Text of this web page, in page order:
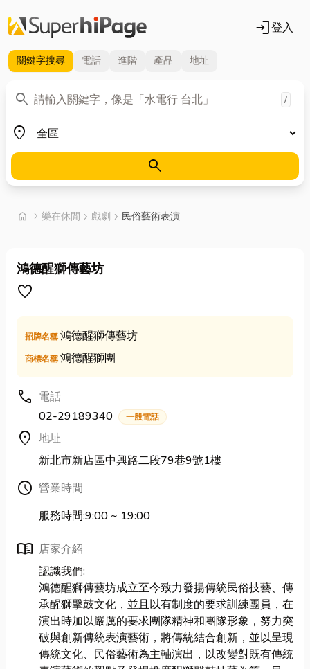
login登入
關鍵字搜尋 電話 進階 產品 地址
search
關鍵字 /
place
地區
search
home chevron_right 首頁
樂在休閒 chevron_right 戲劇 chevron_right 民俗藝術表演
鴻德醒獅傳藝坊
favorite
招牌名稱鴻德醒獅傳藝坊
商標名稱鴻德醒獅團
call 電話
02-29189340
一般電話
location_on 地址
新北市新店區中興路二段79巷9號1樓
Schedule 營業時間
服務時間:9:00 ~ 19:00
menu_book 店家介紹
認識我們:
鴻德醒獅傳藝坊成立至今致力發揚傳統民俗技藝、傳
承醒獅擊鼓文化，並且以有制度的要求訓練團員，在
演出時加以嚴厲的要求團隊精神和團隊形象，努力突
破與創新傳統表演藝術，將傳統結合創新，並以呈現
傳統文化、民俗藝術為主軸演出，以改變對既有傳統